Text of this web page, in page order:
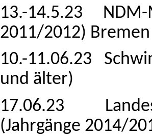
13.-14.5.23 NDM-
2011/2012) Bremen
10.-11.06.23
und älter)
17.06.23
(Jahrgänge 2014/